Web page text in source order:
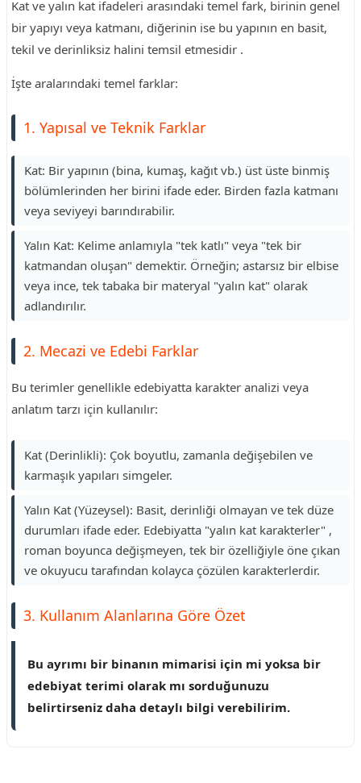
Kat ve yalın kat ifadeleri arasındaki temel fark, birinin genel
bir yapıyı veya katmanı, diğerinin ise bu yapının en basit,
tekil ve derinliksiz halini temsil etmesidir .
İşte aralarındaki temel farklar:
1. Yapısal ve Teknik Farklar
Kat: Bir yapının (bina, kumaş, kağıt vb.) üst üste binmiş
bölümlerinden her birini ifade eder. Birden fazla katmanı
veya seviyeyi barındırabilir.
Yalın Kat: Kelime anlamıyla "tek katlı" veya "tek bir
katmandan oluşan" demektir. Örneğin; astarsız bir elbise
veya ince, tek tabaka bir materyal "yalın kat" olarak
adlandırılır.
2. Mecazi ve Edebi Farklar
Bu terimler genellikle edebiyatta karakter analizi veya
anlatım tarzı için kullanılır:
Kat (Derinlikli): Çok boyutlu, zamanla değişebilen ve
karmaşık yapıları simgeler.
Yalın Kat (Yüzeysel): Basit, derinliği olmayan ve tek düze
durumları ifade eder. Edebiyatta "yalın kat karakterler" ,
roman boyunca değişmeyen, tek bir özelliğiyle öne çıkan
ve okuyucu tarafından kolayca çözülen karakterlerdir.
3. Kullanım Alanlarına Göre Özet
Bu ayrımı bir binanın mimarisi için mi yoksa bir
edebiyat terimi olarak mı sorduğunuzu
belirtirseniz daha detaylı bilgi verebilirim.